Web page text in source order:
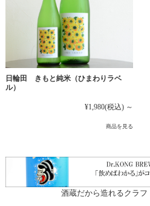
日輪田 きもと純米（ひまわりラベ
ル）
¥1,980(税込) ～
商品を見る
酒蔵だから造れるクラフ